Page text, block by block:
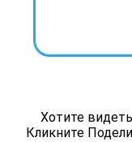
Хотите
Кликните